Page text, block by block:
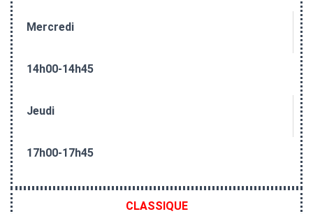
Mercredi
14h00-14h45
Jeudi
17h00-17h45
CLASSIQUE